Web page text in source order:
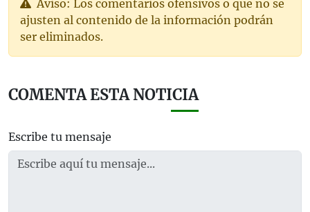
Aviso: Los comentarios ofensivos o que no se
ajusten al contenido de la información podrán
ser eliminados.
COMENTA ESTA NOTICIA
Escribe tu mensaje